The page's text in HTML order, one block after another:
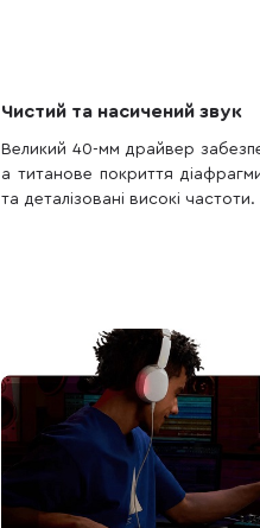
Чистий та насичений звук
Великий 40-мм драйвер
а титанове покриття
та деталізовані високі частоти.